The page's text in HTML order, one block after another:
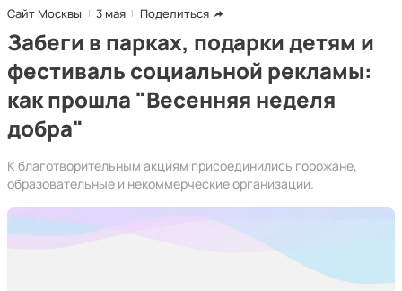
Сайт Москвы 3 мая Поделиться
Забеги в парках, подарки детям и
фестиваль социальной рекламы:
как прошла "Весенняя неделя
добра"
К благотворительным акциям присоединились горожане,
образовательные и некоммерческие организации.